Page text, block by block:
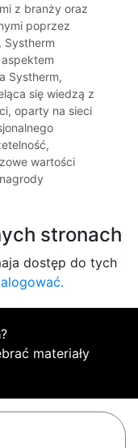
z branży oraz
poprzez
Systherm
Systherm,
się wiedzą z
oparty na sieci
wartości
stronach
dostęp do tych
?
materiały